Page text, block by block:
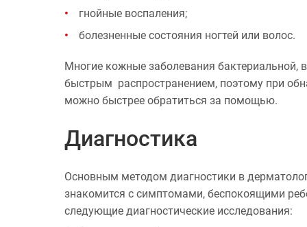
гнойные воспаления;
болезненные состояния ногтей или волос.
Многие кожные заболевания бактериальной,
быстрым распространением, поэтому при
можно быстрее обратиться за помощью.
Диагностика
Основным методом диагностики в
знакомится с симптомами, беспокоящими
следующие диагностические исследования: